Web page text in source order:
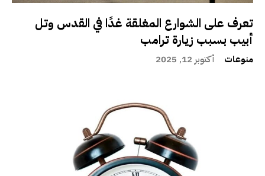
تعرف على الشوارع المغلقة غدًا في القدس وتل
أبيب بسبب زيارة ترامب
منوعات أكتوبر 12, 2025